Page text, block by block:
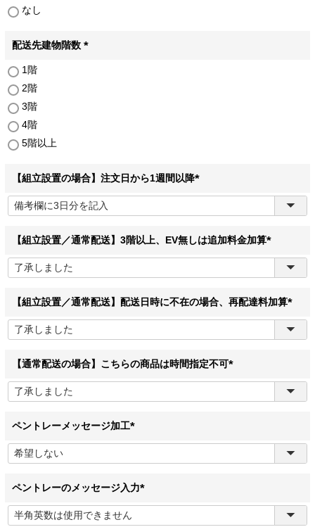
なし
配送先建物階数
1階
2階
3階
4階
5階以上
【組立設置の場合】注文日から1週間以降
(
【組立設置／通常配送】3階以上、EV無しは追加料金加算
(
)
【組立設置／通常配送】配送日時に不在の場合、再配達料加算
(
必
【通常配送の場合】こちらの商品は時間指定不可
(
ペントレーメッセージ加工
(
)
ペントレーのメッセージ入力
(